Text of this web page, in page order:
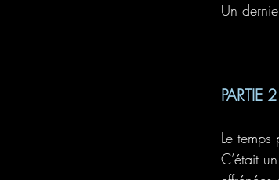
Un
PARTIE 2
Le temps
C’était